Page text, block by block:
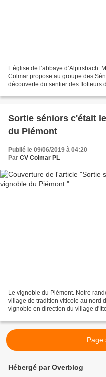
L’église de l’abbaye
Colmar propose au groupe des
découverte du sentier des flotteurs
Sortie séniors c'était
du Piémont
Publié le 09/06/2019 à 04:20
Par CV Colmar PL
Le vignoble du Piémont. Notre
village de tradition viticole au nord
vignoble en direction du village
Page
Hébergé par Overblog